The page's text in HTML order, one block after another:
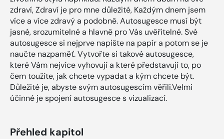
zdraví, Zdraví je pro mne důležité, Každým dnem jsem
více a více zdravý a podobně. Autosugesce musí být
jasné, srozumitelné a hlavně pro Vás uvěřitelné. Své
autosugesce si nejprve napište na papír a potom se je
naučte nazpaměť. Vytvořte si takové autosugesce,
které Vám nejvíce vyhovují a které představují to, po
čem toužíte, jak chcete vypadat a kým chcete být.
Důležité je, abyste svým autosugescím věřili.Velmi
účinné je spojení autosugesce s vizualizací.
Přehled kapitol